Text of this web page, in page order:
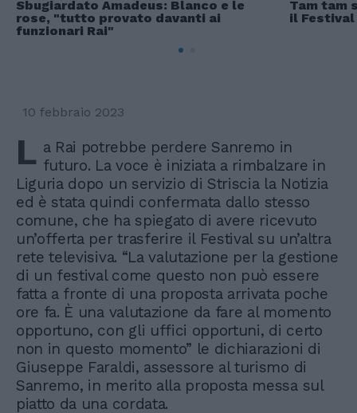
Sbugiardato Amadeus: Blanco e le
rose, "tutto provato davanti ai
funzionari Rai"
Tam tam
il
10 febbraio 2023
L a Rai potrebbe perdere Sanremo in
futuro. La voce è iniziata a rimbalzare in
Liguria dopo un servizio di Striscia la Notizia
ed è stata quindi confermata dallo stesso
comune, che ha spiegato di avere ricevuto
un’offerta per trasferire il Festival su un’altra
rete televisiva. “La valutazione per la gestione
di un festival come questo non può essere
fatta a fronte di una proposta arrivata poche
ore fa. È una valutazione da fare al momento
opportuno, con gli uffici opportuni, di certo
non in questo momento” le dichiarazioni di
Giuseppe Faraldi, assessore al turismo di
Sanremo, in merito alla proposta messa sul
piatto da una cordata.